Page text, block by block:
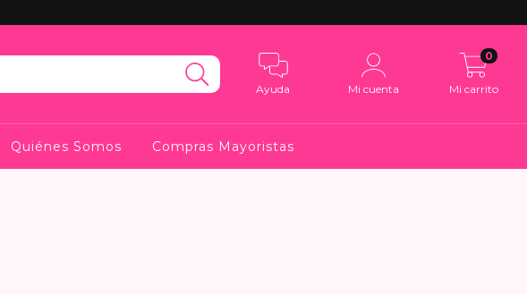
Ayuda Mi cuenta Mi carrito
0
Quiénes Somos Compras Mayoristas